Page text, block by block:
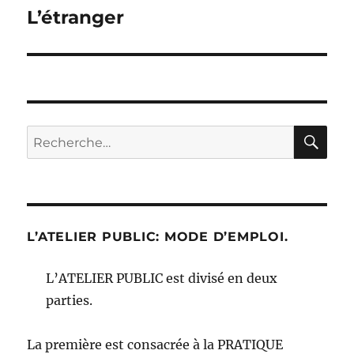
Publication
L’étranger
Recherche
pour :
L’ATELIER PUBLIC: MODE D’EMPLOI.
L’ATELIER PUBLIC est divisé en deux
parties.
La première est consacrée à la PRATIQUE